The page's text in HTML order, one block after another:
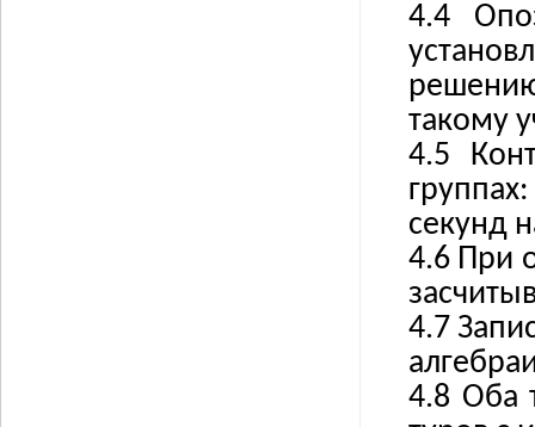
4.4
такому
4.5
секунд
4.6 При
4.7
4.8 Оба